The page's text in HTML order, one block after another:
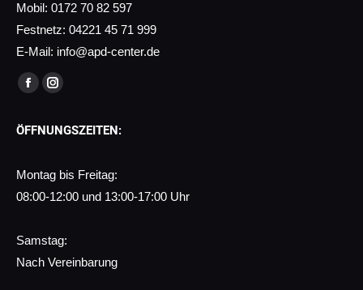
Mobil: 0172 70 82 597
Festnetz: 04221 45 71 999
E-Mail: info@apd-center.de
Finden Sie uns auf:
Facebook
opens
new
window
Instagram
opens
new
window
ÖFFNUNGSZEITEN:
Montag bis Freitag:
08:00-12:00 und 13:00-17:00 Uhr
Samstag:
Nach Vereinbarung